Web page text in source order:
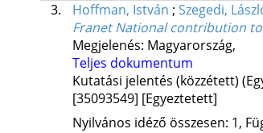
3.
Hoffman, István ; Szegedi,
Franet National contribution
Megjelenés: Magyarország,
Teljes dokumentum
Kutatási jelentés (közzétett)
[35093549] [Egyeztetett]
Nyilvános idéző összesen: 1,